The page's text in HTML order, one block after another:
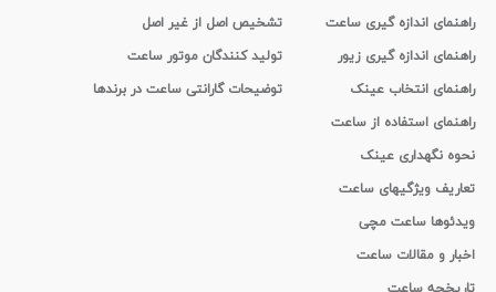
راهنمای اندازه گیری ساعت
راهنمای اندازه گیری زیور
راهنمای انتخاب عینک
راهنمای استفاده از ساعت
نحوه نگهداری عینک
تعاریف ویژگیهای ساعت
ویدئوها ساعت مچی
اخبار و مقالات ساعت
تشخیص اصل از غیر اصل
تولید کنندگان موتور ساعت
توضیحات گارانتی ساعت در برندها